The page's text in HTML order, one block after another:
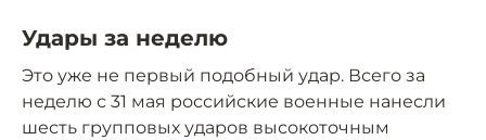
Удары за неделю
Это уже не первый подобный удар. Всего за
неделю с 31 мая российские военные нанесли
шесть групповых ударов высокоточным